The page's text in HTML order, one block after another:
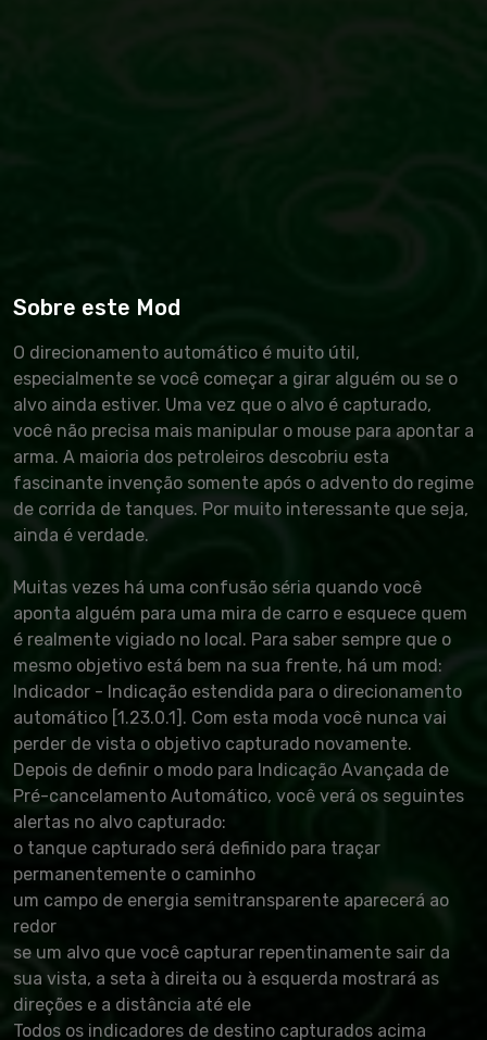
Sobre este Mod
O direcionamento automático é muito útil,
especialmente se você começar a girar alguém ou se o
alvo ainda estiver. Uma vez que o alvo é capturado,
você não precisa mais manipular o mouse para apontar a
arma. A maioria dos petroleiros descobriu esta
fascinante invenção somente após o advento do regime
de corrida de tanques. Por muito interessante que seja,
ainda é verdade.
Muitas vezes há uma confusão séria quando você
aponta alguém para uma mira de carro e esquece quem
é realmente vigiado no local. Para saber sempre que o
mesmo objetivo está bem na sua frente, há um mod:
Indicador - Indicação estendida para o direcionamento
automático [1.23.0.1]. Com esta moda você nunca vai
perder de vista o objetivo capturado novamente.
Depois de definir o modo para Indicação Avançada de
Pré-cancelamento Automático, você verá os seguintes
alertas no alvo capturado:
o tanque capturado será definido para traçar
permanentemente o caminho
um campo de energia semitransparente aparecerá ao
redor
se um alvo que você capturar repentinamente sair da
sua vista, a seta à direita ou à esquerda mostrará as
direções e a distância até ele
Todos os indicadores de destino capturados acima